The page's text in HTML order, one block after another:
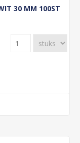
30 MM 100ST